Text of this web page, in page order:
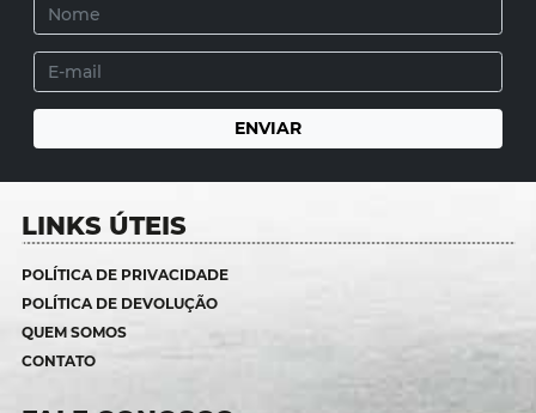
LINKS ÚTEIS
POLÍTICA DE PRIVACIDADE
POLÍTICA DE DEVOLUÇÃO
QUEM SOMOS
CONTATO